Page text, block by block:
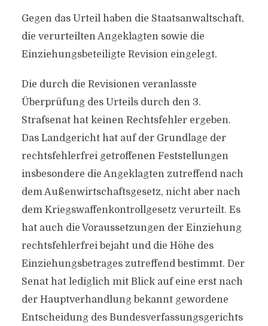
Gegen das Urteil haben die Staatsanwaltschaft,
die verurteilten Angeklagten sowie die
Einziehungsbeteiligte Revision eingelegt.
Die durch die Revisionen veranlasste
Überprüfung des Urteils durch den 3.
Strafsenat hat keinen Rechtsfehler ergeben.
Das Landgericht hat auf der Grundlage der
rechtsfehlerfrei getroffenen Feststellungen
insbesondere die Angeklagten zutreffend nach
dem Außenwirtschaftsgesetz, nicht aber nach
dem Kriegswaffenkontrollgesetz verurteilt. Es
hat auch die Voraussetzungen der Einziehung
rechtsfehlerfrei bejaht und die Höhe des
Einziehungsbetrages zutreffend bestimmt. Der
Senat hat lediglich mit Blick auf eine erst nach
der Hauptverhandlung bekannt gewordene
Entscheidung des Bundesverfassungsgerichts